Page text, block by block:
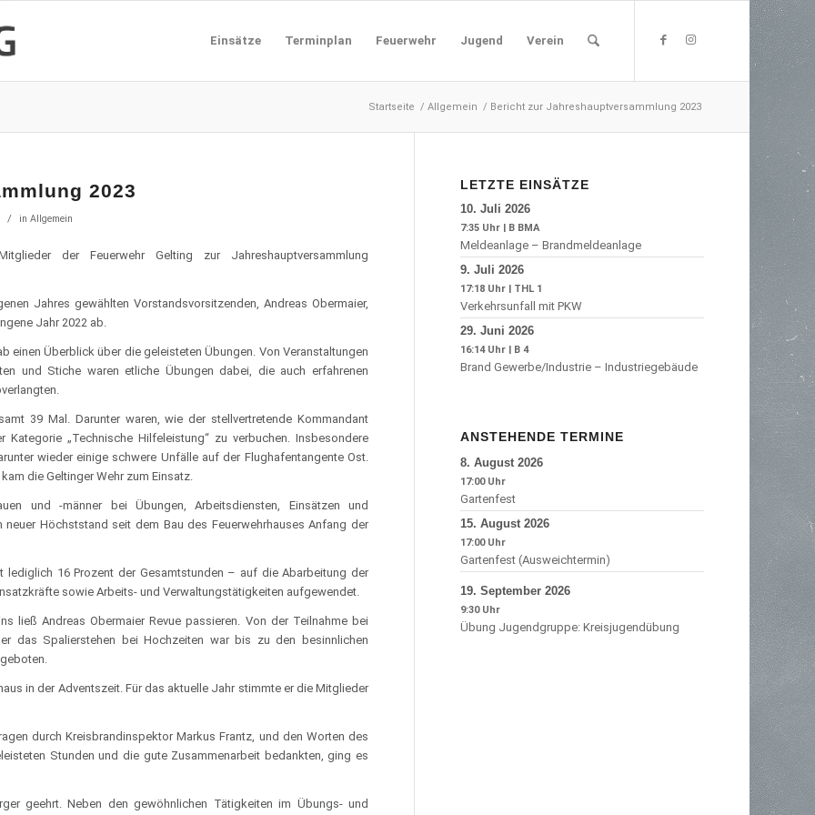
Einsätze Terminplan Feuerwehr Jugend Verein
Startseite / Allgemein / Bericht zur Jahreshauptversammlung 2023
2023
/ in Allgemein
der Feuerwehr Gelting zur Jahreshauptversammlung
Jahres gewählten Vorstandsvorsitzenden, Andreas Obermaier,
Jahr 2022 ab.
einen Überblick über die geleisteten Übungen. Von Veranstaltungen
und Stiche waren etliche Übungen dabei, die auch erfahrenen
39 Mal. Darunter waren, wie der stellvertretende Kommandant
„Technische Hilfeleistung“ zu verbuchen. Insbesondere
wieder einige schwere Unfälle auf der Flughafentangente Ost.
die Geltinger Wehr zum Einsatz.
und -männer bei Übungen, Arbeitsdiensten, Einsätzen und
Höchststand seit dem Bau des Feuerwehrhauses Anfang der
16 Prozent der Gesamtstunden – auf die Abarbeitung der
sowie Arbeits- und Verwaltungstätigkeiten aufgewendet.
ließ Andreas Obermaier Revue passieren. Von der Teilnahme bei
das Spalierstehen bei Hochzeiten war bis zu den besinnlichen
in der Adventszeit. Für das aktuelle Jahr stimmte er die Mitglieder
durch Kreisbrandinspektor Markus Frantz, und den Worten des
Stunden und die gute Zusammenarbeit bedankten, ging es
geehrt. Neben den gewöhnlichen Tätigkeiten im Übungs- und
LETZTE EINSÄTZE
10. Juli 2026
7:35 Uhr | B BMA
Meldeanlage – Brandmeldeanlage
9. Juli 2026
17:18 Uhr | THL 1
Verkehrsunfall mit PKW
29. Juni 2026
16:14 Uhr | B 4
Brand Gewerbe/Industrie – Industriegebäude
ANSTEHENDE TERMINE
8. August 2026
17:00
Gartenfest
15. August 2026
17:00
Gartenfest (Ausweichtermin)
19. September 2026
9:30
Übung Jugendgruppe: Kreisjugendübung